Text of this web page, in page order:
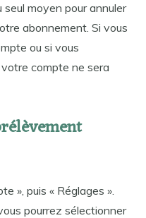
seul moyen pour annuler
abonnement. Si vous
ou si vous
compte ne sera
», puis « Réglages ».
pourrez sélectionner